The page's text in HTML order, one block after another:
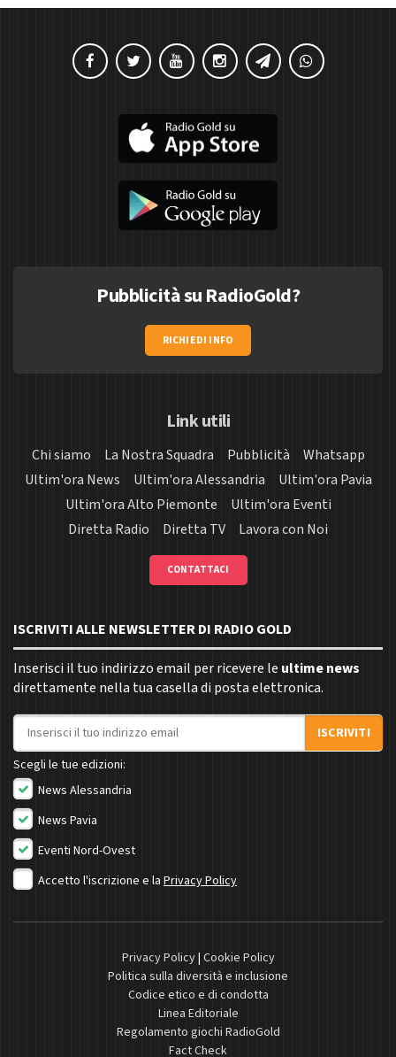
Pubblicità su RadioGold?
RICHIEDI INFO
Link utili
Chi siamo La Nostra Squadra Pubblicità
Whatsapp
Ultim'ora News
Ultim'ora Alessandria
Ultim'ora Pavia
Ultim'ora Alto Piemonte
Ultim'ora Eventi
Diretta Radio
Diretta TV Lavora con Noi
CONTATTACI
ISCRIVITI ALLE NEWSLETTER DI RADIO GOLD
Inserisci il tuo indirizzo email per ricevere le ultime news
direttamente nella tua casella di posta elettronica.
Indirizzo email
ISCRIVITI
Scegli le tue edizioni:
News Alessandria
News Pavia
Eventi Nord-Ovest
Accetto l'iscrizione e la Privacy Policy
Privacy Policy| Cookie Policy
Politica sulla diversità e inclusione
Codice etico e di condotta
Linea Editoriale
Regolamento giochi RadioGold
Fact Check